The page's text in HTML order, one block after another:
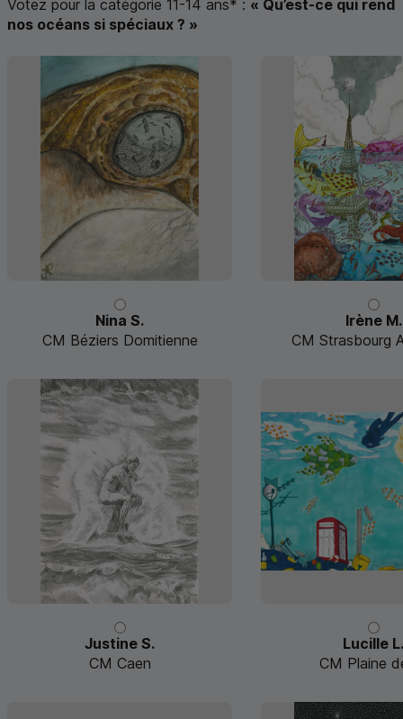
Votez pour la catégorie 11-14 ans* : « Qu’est-ce qui rend
nos océans si spéciaux ? »
Nina S.
CM Béziers Domitienne
Irène M.
CM Strasbourg
Justine S.
CM Caen
Lucille L.
CM Plaine